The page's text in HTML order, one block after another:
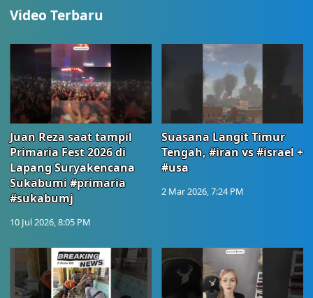
Video Terbaru
Juan Reza saat tampil
Primaria Fest 2026 di
Lapang Suryakencana
Sukabumi #primaria
#sukabumj
10 Jul 2026, 8:05 PM
Suasana Langit Timur
Tengah, #iran vs #israel +
#usa
2 Mar 2026, 7:24 PM